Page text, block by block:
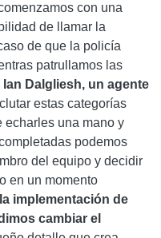
con una
de llamar la
de que la policía
patrullamos las
Dalgliesh, un agente
estas categorías
echarles una mano y
podemos
del equipo y decidir
en un momento
implementación de
cambiar el